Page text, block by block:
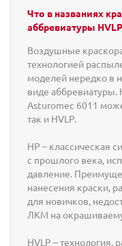
Что в названиях
аббревиатуры
Воздушные
технологией
моделей нередко в
виде аббревиатуры.
Asturomec 6011
так и HVLP.
HP – классическая
с прошлого века,
давление.
нанесения краски,
для новичков,
ЛКМ на
HVLP – технология,